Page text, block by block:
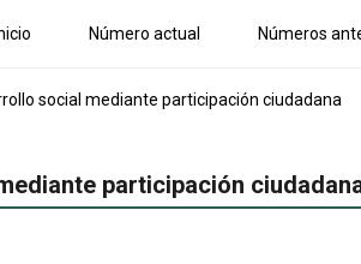
Número actual Números
social mediante participación ciudadana
participación